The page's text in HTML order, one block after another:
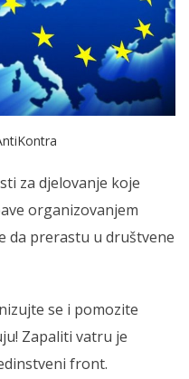
za djelovanje koje
organizovanjem
da prerastu u društvene
se i pomozite
Zapaliti vatru je
front.